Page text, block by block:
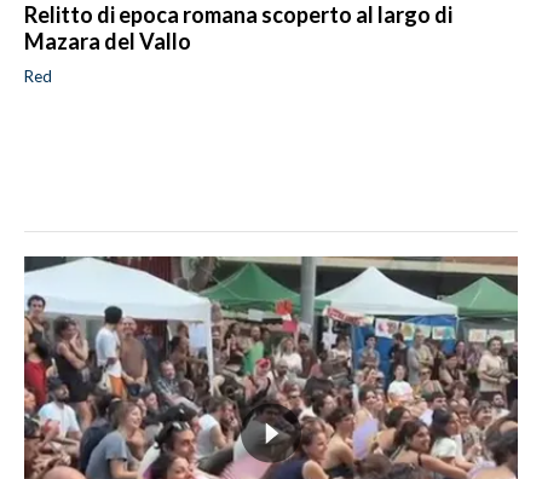
Relitto di epoca romana scoperto al largo di
Mazara del Vallo
Red